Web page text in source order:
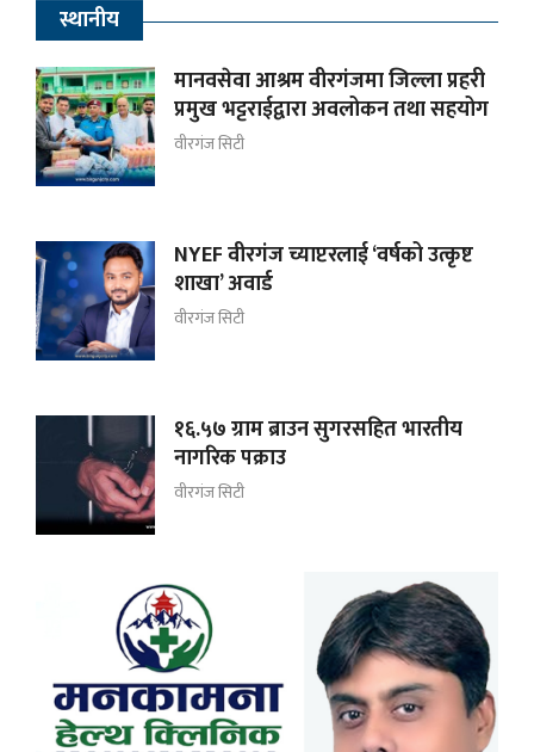
स्थानीय
मानवसेवा आश्रम वीरगंजमा जिल्ला प्रहरी
प्रमुख भट्टराईद्वारा अवलोकन तथा सहयोग
वीरगंज सिटी
NYEF वीरगंज च्याप्टरलाई ‘वर्षको उत्कृष्ट
शाखा’ अवार्ड
वीरगंज सिटी
१६.५७ ग्राम ब्राउन सुगरसहित भारतीय
नागरिक पक्राउ
वीरगंज सिटी